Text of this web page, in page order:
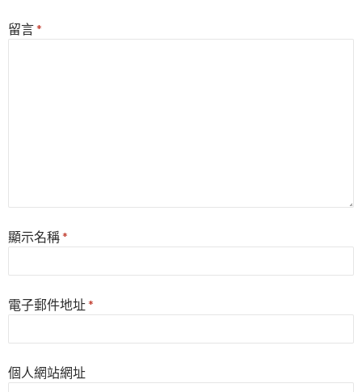
留言*
顯示名稱*
電子郵件地址*
個人網站網址